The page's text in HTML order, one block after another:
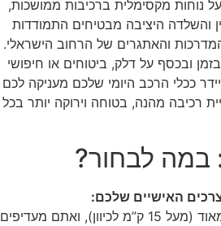
נוחות מקסימלית ברכיבות ממושכות,
והשלדה היציבה מבטיחים התמודדות
והאתגרים של הרחוב הישראלי.
ובכסף על דלק, ביטוחים או חיפושי
ככלי הרכב היומי שלכם מעניקה לכם
רכיבה מהנה, בטוחה וירוקה יותר בכל
במה לבחור?
האישיים שלכם:
אם הנסיעה שלכם ארוכה מאוד (מעל 15 ק”מ לכיוון), ואתם מעדיפים